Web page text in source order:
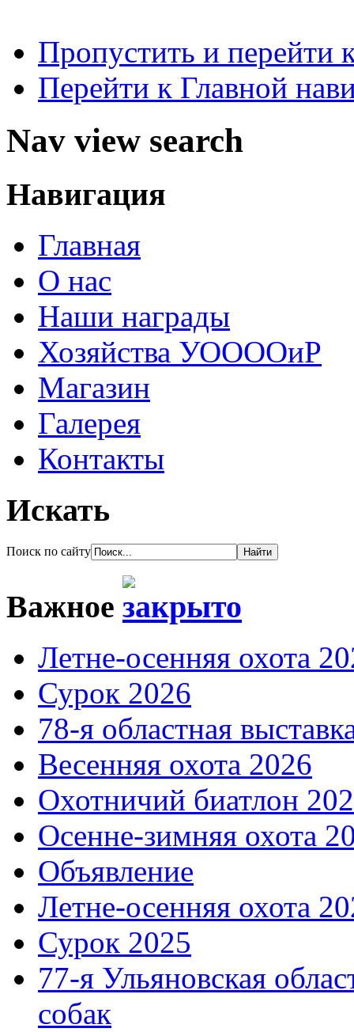
Пропустить и перейти
Перейти к Главной
Nav view search
Навигация
Главная
О нас
Наши награды
Хозяйства УООООиР
Магазин
Галерея
Контакты
Искать
Поиск по сайту
Важное
Летне-осенняя охота
Сурок 2026
78-я областная
Весенняя охота 2026
Охотничий биатлон
Осенне-зимняя охота
Объявление
Летне-осенняя охота
Сурок 2025
77-я Ульяновская
собак